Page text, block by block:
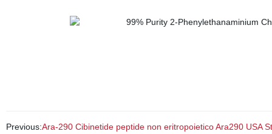
Previous:Ara-290 Cibinetide peptide non eritropoietico Ara290 USA